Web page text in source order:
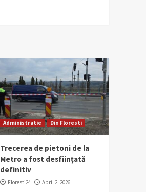
Administratie Din Floresti
Trecerea de pietoni de la
Metro a fost desființată
definitiv
Floresti24 April 2, 2026